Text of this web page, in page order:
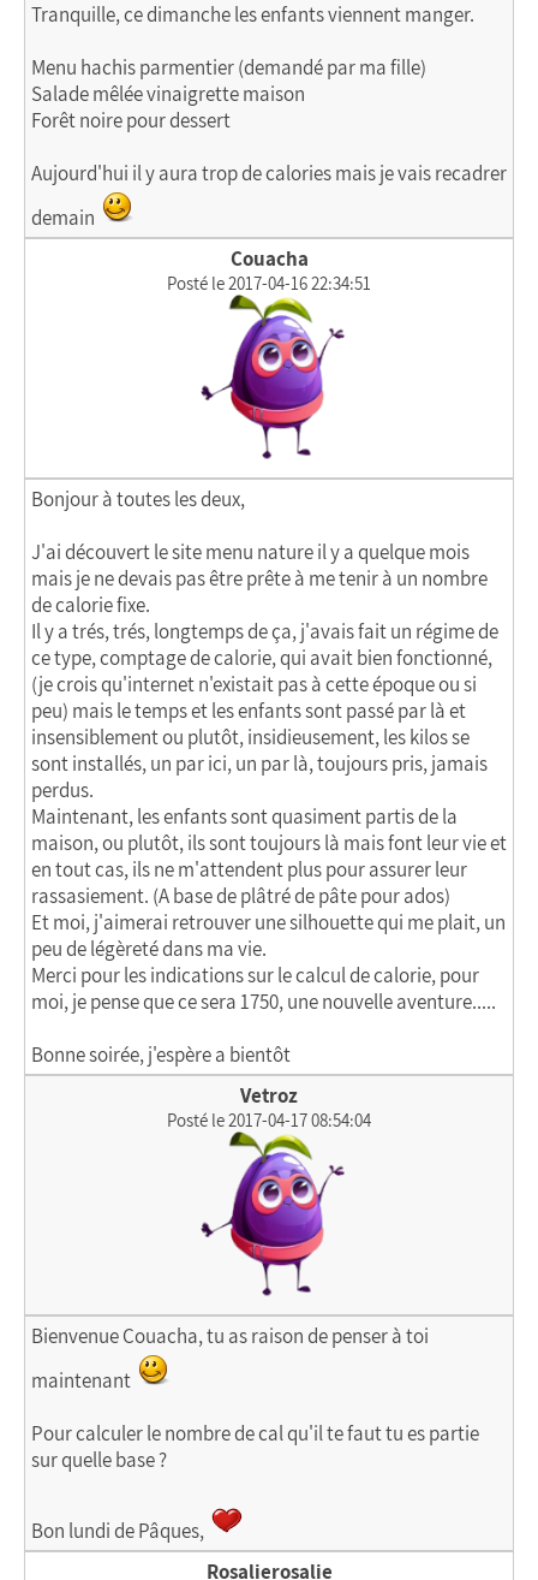
Tranquille, ce dimanche les enfants viennent manger.
Menu hachis parmentier (demandé par ma fille)
Salade mêlée vinaigrette maison
Forêt noire pour dessert
Aujourd'hui il y aura trop de calories mais je vais recadrer
demain
Couacha
Posté le 2017-04-16 22:34:51
Bonjour à toutes les deux,
J'ai découvert le site menu nature il y a quelque mois
mais je ne devais pas être prête à me tenir à un nombre
de calorie fixe.
Il y a trés, trés, longtemps de ça, j'avais fait un régime de
ce type, comptage de calorie, qui avait bien fonctionné,
(je crois qu'internet n'existait pas à cette époque ou si
peu) mais le temps et les enfants sont passé par là et
insensiblement ou plutôt, insidieusement, les kilos se
sont installés, un par ici, un par là, toujours pris, jamais
perdus.
Maintenant, les enfants sont quasiment partis de la
maison, ou plutôt, ils sont toujours là mais font leur vie et
en tout cas, ils ne m'attendent plus pour assurer leur
rassasiement. (A base de plâtré de pâte pour ados)
Et moi, j'aimerai retrouver une silhouette qui me plait, un
peu de légèreté dans ma vie.
Merci pour les indications sur le calcul de calorie, pour
moi, je pense que ce sera 1750, une nouvelle aventure.....
Bonne soirée, j'espère a bientôt
Vetroz
Posté le 2017-04-17 08:54:04
Bienvenue Couacha, tu as raison de penser à toi
maintenant
Pour calculer le nombre de cal qu'il te faut tu es partie
sur quelle base ?
Bon lundi de Pâques,
Rosalierosalie